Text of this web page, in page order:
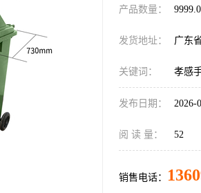
产品数量：
发货地址： 广东
关键词： 孝感
发布日期： 2026-
阅 读 量： 52
销售电话：